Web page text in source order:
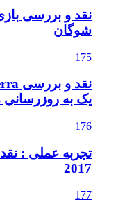
نقد و بررسی
شوگان
175
یک به
176
2017
177